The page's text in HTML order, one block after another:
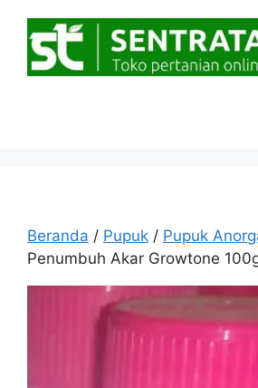
Beranda / Pupuk / Pupuk
Penumbuh Akar Growtone